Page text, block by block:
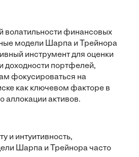
волатильности финансовых
модели Шарпа и Трейнора
инструмент для оценки
доходности портфелей,
фокусироваться на
как ключевом факторе в
аллокации активов.
и интуитивность,
Шарпа и Трейнора часто